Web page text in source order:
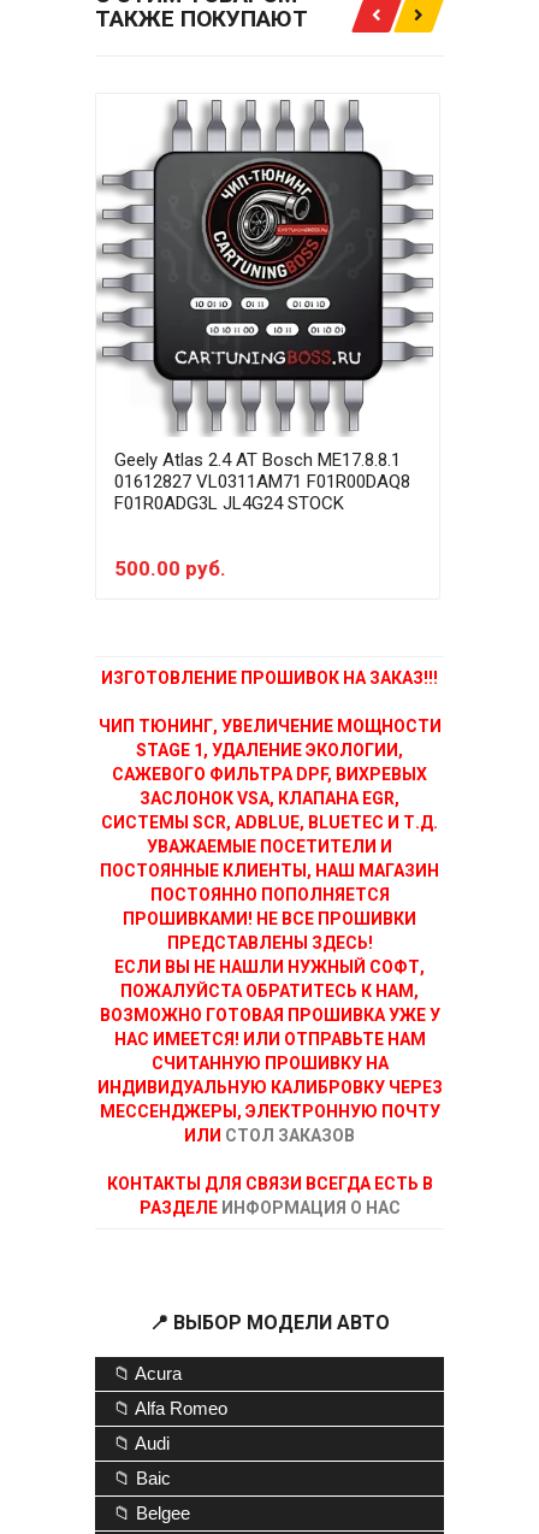
ТАКЖЕ ПОКУПАЮТ
Geely Atlas 2.4 AT Bosch МE17.8.8.1
01612827 VL0311AM71 F01R00DAQ8
F01R0ADG3L JL4G24 STOCK
500.00 руб.
ИЗГОТОВЛЕНИЕ ПРОШИВОК НА ЗАКАЗ!!!
ЧИП ТЮНИНГ, УВЕЛИЧЕНИЕ МОЩНОСТИ
STAGE 1, УДАЛЕНИЕ ЭКОЛОГИИ,
САЖЕВОГО ФИЛЬТРА DPF, ВИХРЕВЫХ
ЗАСЛОНОК VSA, КЛАПАНА EGR,
СИСТЕМЫ SCR, ADBLUE, BLUETEC И Т.Д.
УВАЖАЕМЫЕ ПОСЕТИТЕЛИ И
ПОСТОЯННЫЕ КЛИЕНТЫ, НАШ МАГАЗИН
ПОСТОЯННО ПОПОЛНЯЕТСЯ
ПРОШИВКАМИ! НЕ ВСЕ ПРОШИВКИ
ПРЕДСТАВЛЕНЫ ЗДЕСЬ!
ЕСЛИ ВЫ НЕ НАШЛИ НУЖНЫЙ СОФТ,
ПОЖАЛУЙСТА ОБРАТИТЕСЬ К НАМ,
ВОЗМОЖНО ГОТОВАЯ ПРОШИВКА УЖЕ У
НАС ИМЕЕТСЯ! ИЛИ ОТПРАВЬТЕ НАМ
СЧИТАННУЮ ПРОШИВКУ НА
ИНДИВИДУАЛЬНУЮ КАЛИБРОВКУ ЧЕРЕЗ
МЕССЕНДЖЕРЫ, ЭЛЕКТРОННУЮ ПОЧТУ
ИЛИ СТОЛ ЗАКАЗОВ
КОНТАКТЫ ДЛЯ СВЯЗИ ВСЕГДА ЕСТЬ В
РАЗДЕЛЕ ИНФОРМАЦИЯ О НАС
📍 ВЫБОР МОДЕЛИ АВТО
📁 Acura
📁 Alfa Romeo
📁 Audi
📁 Baic
📁 Belgee